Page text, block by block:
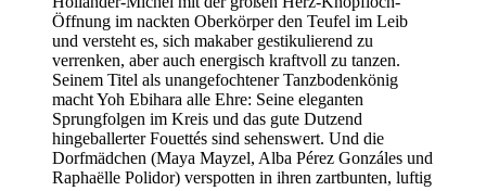
Öffnung im nackten Oberkörper den Teufel im Leib
und versteht es, sich makaber gestikulierend zu
verrenken, aber auch energisch kraftvoll zu tanzen.
Seinem Titel als unangefochtener Tanzbodenkönig
macht Yoh Ebihara alle Ehre: Seine eleganten
Sprungfolgen im Kreis und das gute Dutzend
hingeballerter Fouettés sind sehenswert. Und die
Dorfmädchen (Maya Mayzel, Alba Pérez Gonzáles und
Raphaëlle Polidor) verspotten in ihren zartbunten, luftig